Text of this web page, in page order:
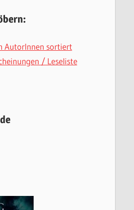
AutorInnen sortiert
/ Leseliste